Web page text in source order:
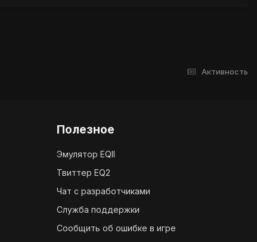
Активность
Полезное
Эмулятор EQII
Твиттер EQ2
Чат с разработчиками
Служба поддержки
Сообщить об ошибке в игре